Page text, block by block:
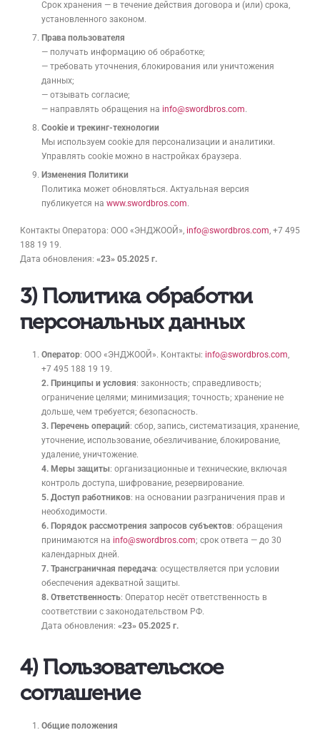
Срок хранения — в течение действия договора и (или) срока,
установленного законом.
Права пользователя
— получать информацию об обработке;
— требовать уточнения, блокирования или уничтожения
данных;
— отзывать согласие;
— направлять обращения на info@swordbros.com.
Cookie и трекинг-технологии
Мы используем cookie для персонализации и аналитики.
Управлять cookie можно в настройках браузера.
Изменения Политики
Политика может обновляться. Актуальная версия
публикуется на www.swordbros.com.
Контакты Оператора: ООО «ЭНДЖООЙ», info@swordbros.com , +7 495
188 19 19.
Дата обновления: «23» 05.2025 г.
3) Политика обработки
персональных данных
Оператор: ООО «ЭНДЖООЙ». Контакты: info@swordbros.com
+7 495 188 19 19.
2. Принципы и условия: законность; справедливость;
ограничение целями; минимизация; точность; хранение не
дольше, чем требуется; безопасность.
3. Перечень операций: сбор, запись, систематизация, хранение,
уточнение, использование, обезличивание, блокирование,
удаление, уничтожение.
4. Меры защиты: организационные и технические, включая
контроль доступа, шифрование, резервирование.
5. Доступ работников: на основании разграничения прав и
необходимости.
6. Порядок рассмотрения запросов субъектов: обращения
принимаются на info@swordbros.com; срок ответа — до 30
календарных дней.
7. Трансграничная передача: осуществляется при условии
обеспечения адекватной защиты.
8. Ответственность: Оператор несёт ответственность в
соответствии с законодательством РФ.
Дата обновления: «23» 05.2025 г.
4) Пользовательское
соглашение
Общие положения